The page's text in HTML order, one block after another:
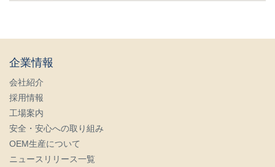
企業情報
会社紹介
採用情報
工場案内
安全・安心への取り組み
OEM生産について
ニュースリリース一覧